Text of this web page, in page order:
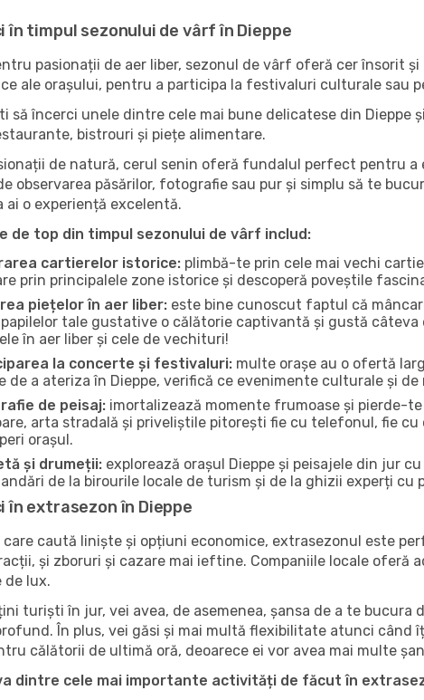
în timpul sezonului de vârf în Dieppe
pasionații de aer liber, sezonul de vârf oferă cer însorit
ale orașului, pentru a participa la festivaluri culturale sau
să încerci unele dintre cele mai bune delicatese din
bistrouri și piețe alimentare.
de natură, cerul senin oferă fundalul perfect pentru
observarea păsărilor, fotografie sau pur și simplu să te
ai o experiență excelentă.
de top din timpul sezonului de vârf includ:
cartierelor istorice: plimbă-te prin cele mai vechi
prin principalele zone istorice și descoperă poveștile
piețelor în aer liber: este bine cunoscut faptul că
tale gustative o călătorie captivantă și gustă
în aer liber și cele de vechituri!
la concerte și festivaluri: multe orașe au o ofertă
de a ateriza în Dieppe, verifică ce evenimente culturale și de
de peisaj: imortalizează momente frumoase și pierde-
arta stradală și priveliștile pitorești fie cu telefonul, fie
orașul.
și drumeții: explorează orașul Dieppe și peisajele din jur
de la birourile locale de turism și de la ghizii experți cu
în extrasezon în Dieppe
care caută liniște și opțiuni economice, extrasezonul este
și zboruri și cazare mai ieftine. Companiile locale oferă
de lux.
turiști în jur, vei avea, de asemenea, șansa de a te
În plus, vei găsi și mai multă flexibilitate atunci
călătorii de ultimă oră, deoarece ei vor avea mai multe
dintre cele mai importante activități de făcut în